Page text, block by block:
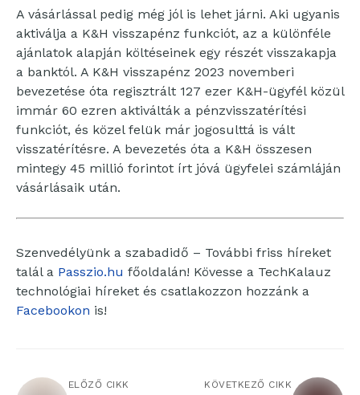
A vásárlással pedig még jól is lehet járni. Aki ugyanis
aktiválja a K&H visszapénz funkciót, az a különféle
ajánlatok alapján költéseinek egy részét visszakapja
a banktól. A K&H visszapénz 2023 novemberi
bevezetése óta regisztrált 127 ezer K&H-ügyfél közül
immár 60 ezren aktiválták a pénzvisszatérítési
funkciót, és közel felük már jogosulttá is vált
visszatérítésre. A bevezetés óta a K&H összesen
mintegy 45 millió forintot írt jóvá ügyfelei számláján
vásárlásaik után.
Szenvedélyünk a szabadidő – További friss híreket
talál a Passzio.hu főoldalán! Kövesse a TechKalauz
technológiai híreket és csatlakozzon hozzánk a
Facebookon is!
ELŐZŐ CIKK KÖVETKEZŐ CIKK